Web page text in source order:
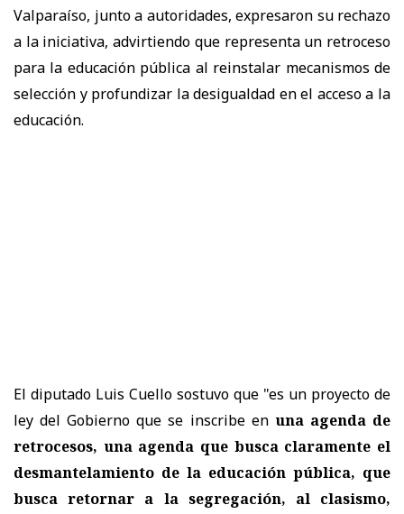
Valparaíso, junto a autoridades, expresaron su rechazo
a la iniciativa, advirtiendo que representa un retroceso
para la educación pública al reinstalar mecanismos de
selección y profundizar la desigualdad en el acceso a la
educación.
El diputado Luis Cuello sostuvo que "es un proyecto de
ley del Gobierno que se inscribe enuna agenda de
retrocesos, una agenda que busca claramente el
desmantelamiento de la educación pública, que
busca retornar a la segregación, al clasismo,